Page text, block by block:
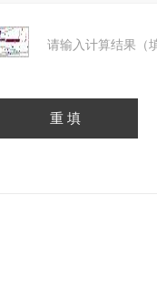
请输入计算结果（